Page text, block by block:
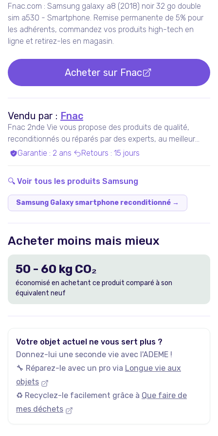
Fnac.com : Samsung galaxy a8 (2018) noir 32 go double
sim a530 - Smartphone. Remise permanente de 5% pour
les adhérents, commandez vos produits high-tech en
ligne et retirez-les en magasin.
Acheter sur Fnac
Vendu par : Fnac
Fnac 2nde Vie vous propose des produits de qualité,
reconditionnés ou réparés par des experts, au meilleur
prix.Garantie : 2 ans Retours : 15 jours
🔍 Voir tous les produits Samsung
Samsung Galaxy smartphone reconditionné →
Acheter moins mais mieux
50 - 60 kg CO₂
économisé en achetant ce produit comparé à son
équivalent neuf
Votre objet actuel ne vous sert plus ?
Donnez-lui une seconde vie avec l'ADEME !
🔧 Réparez-le avec un pro via Longue vie aux
objets
♻️ Recyclez-le facilement grâce à Que faire de
mes déchets